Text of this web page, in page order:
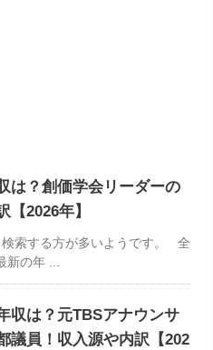
は？創価学会リーダーの
【2026年】
検索する方が多いようです。 全
新の年 ...
収は？元TBSアナウンサ
議員！収入源や内訳【202